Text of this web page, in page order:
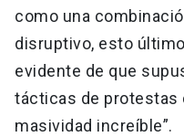
como una
disruptivo, esto
evidente de que
tácticas de protestas
masividad increíble”.